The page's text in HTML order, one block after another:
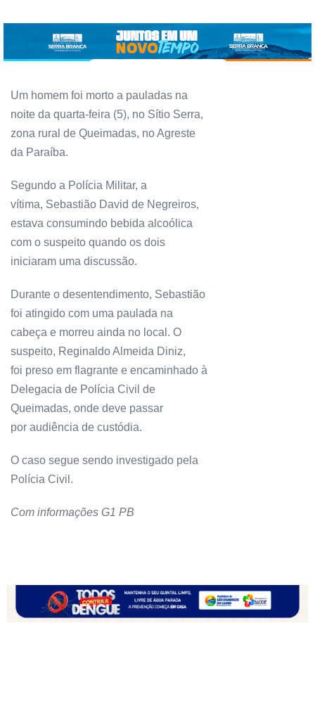
Um homem foi morto a pauladas na
noite da quarta-feira (5), no Sítio Serra,
zona rural de Queimadas, no Agreste
da Paraíba.
Segundo a Polícia Militar, a
vítima, Sebastião David de Negreiros,
estava consumindo bebida alcoólica
com o suspeito quando os dois
iniciaram uma discussão.
Durante o desentendimento, Sebastião
foi atingido com uma paulada na
cabeça e morreu ainda no local. O
suspeito, Reginaldo Almeida Diniz,
foi preso em flagrante e encaminhado à
Delegacia de Polícia Civil de
Queimadas, onde deve passar
por audiência de custódia.
O caso segue sendo investigado pela
Polícia Civil.
Com informações G1 PB